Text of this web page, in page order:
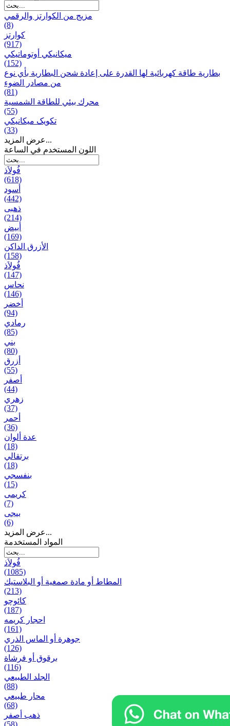
مزيج من الكوارتز والرقمي
(8)
كوارتز
(917)
ميكانيكي أوتوماتيكي
(152)
بطارية طاقة كهربائية لها القدرة على إعادة شحن البطارية بأي نوع
من مصادر الضوء
(81)
محرك بيئي للطاقة الشمسية
(55)
تکویک ميكانيكي
(33)
عرض المزيد...
اللون المستخدم في الساعة
فُولاَذ
(618)
أسود
(442)
ذهبی
(214)
أبيض
(169)
الأزرق الداكن
(158)
فُولاَذ
(147)
نحاس
(146)
أخضر
(94)
رمادي
(85)
بني
(80)
أزرق
(55)
أصفر
(44)
زهري
(37)
أحمر
(36)
عدة ألوان
(18)
برتقالي
(18)
بنفسجي
(15)
کریمی
(7)
بيجی
(6)
عرض المزيد...
المواد المستخدمة
فُولاَذ
(1085)
المطاط أو مادة صمغية أو البلاستيك
(213)
کائوچو
(187)
احجار کریمه
(161)
جوهرة أو الماس الذري
(126)
برقوق أو فرشاة
(116)
الجلد الطبيعي
(88)
محار طبيعي
(68)
ذهب أصفر
(58)